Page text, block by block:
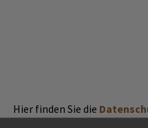
Hier finden Sie die